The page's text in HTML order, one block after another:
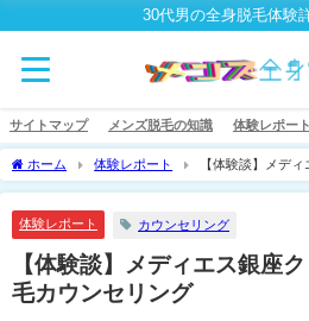
30代男の全身脱毛体験
サイトマップ メンズ脱毛の知識 体験レポート
ホーム 体験レポート
【体験談】メデ
ウンセリング
体験レポート カウンセリング
【体験談】メディエス銀座
毛カウンセリング